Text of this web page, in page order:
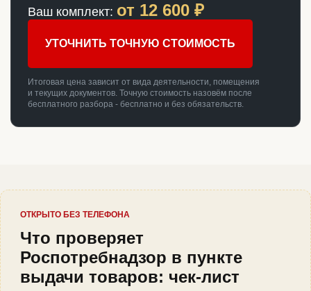
Ваш комплект: от 12 600 ₽
УТОЧНИТЬ ТОЧНУЮ СТОИМОСТЬ
Итоговая цена зависит от вида деятельности, помещения
и текущих документов. Точную стоимость назовём после
бесплатного разбора - бесплатно и без обязательств.
ОТКРЫТО БЕЗ ТЕЛЕФОНА
Что проверяет
Роспотребнадзор в пункте
выдачи товаров: чек-лист